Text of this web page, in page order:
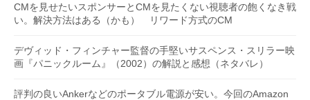
CMを見せたいスポンサーとCMを見たくない視聴者の飽くなき戦
い。解決方法はある（かも） リワード方式のCM
デヴィッド・フィンチャー監督の手堅いサスペンス・スリラー映
画『パニックルーム』（2002）の解説と感想（ネタバレ）
評判の良いAnkerなどのポータブル電源が安い。今回のAmazon